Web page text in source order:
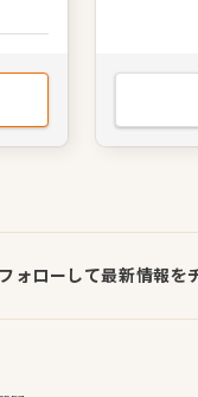
ォローして最新情報を